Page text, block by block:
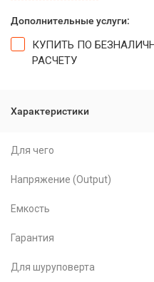
Дополнительные услуги:
КУПИТЬ ПО
РАСЧЕТУ
Характеристики
Для чего
Напряжение (Output)
Емкость
Гарантия
Для шуруповерта